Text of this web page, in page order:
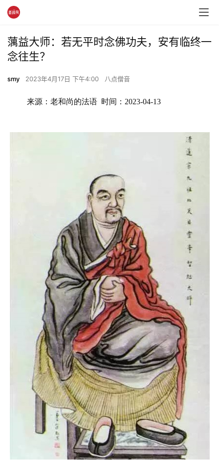
蕅益大师：若无平时念佛功夫，安有临终一
念往生？
smy 2023年4月17日 下午4:00 八点僧音
来源：老和尚的法语  时间：2023-04-13